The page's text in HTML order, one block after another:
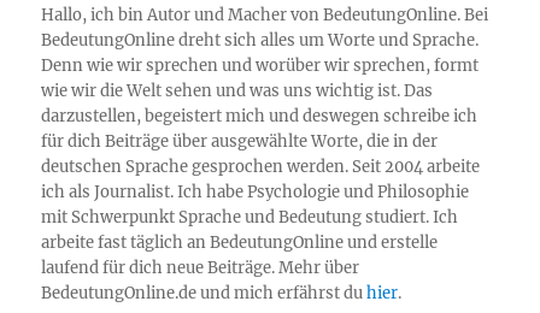
Hallo, ich bin Autor und Macher von BedeutungOnline. Bei
BedeutungOnline dreht sich alles um Worte und Sprache.
Denn wie wir sprechen und worüber wir sprechen, formt
wie wir die Welt sehen und was uns wichtig ist. Das
darzustellen, begeistert mich und deswegen schreibe ich
für dich Beiträge über ausgewählte Worte, die in der
deutschen Sprache gesprochen werden. Seit 2004 arbeite
ich als Journalist. Ich habe Psychologie und Philosophie
mit Schwerpunkt Sprache und Bedeutung studiert. Ich
arbeite fast täglich an BedeutungOnline und erstelle
laufend für dich neue Beiträge. Mehr über
BedeutungOnline.de und mich erfährst duhier.